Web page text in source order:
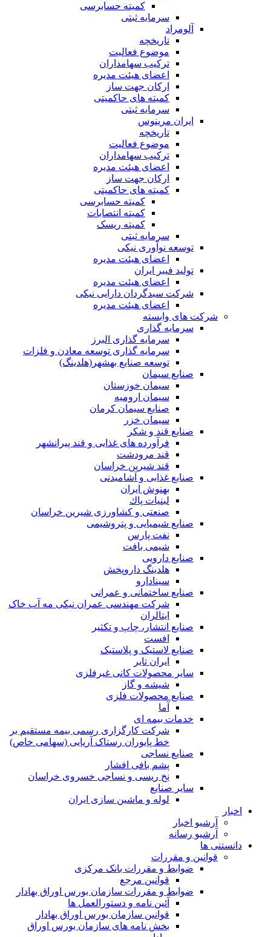
کمیته حسابرسی
سرمایه ثبتی
آلومراد
تاریخچه
موضوع فعالیت
ترکیب سهامداران
اعضای هیئت مدیره
ارکان جهت ساز
کمیته های حاکمیتی
سرمایه ثبتی
ایران مرینوس
تاریخچه
موضوع فعالیت
ترکیب سهامداران
اعضای هیئت مدیره
ارکان جهت ساز
کمیته های حاکمیتی
کمیته حسابرسی
کمیته انتصابات
کمیته ریسک
سرمایه ثبتی
توسعه نوآوری نیکی
اعضای هیئت مدیره
تولید فیبر ایران
اعضای هیئت مدیره
شرکت سبدگردان دارایی نیکی
اعضای هیئت مدیره
شرکت های وابسته
سرمایه گذاری
سرمایه گذاری البرز
سرمایه گذاری توسعه معادن و فلزات
توسعه‌ صنایع‌ بهشهر(هلدینگ)
صنایع سیمان
سیمان خوزستان
سیمان ارومیه
صنایع سیمان کرمان
سیمان خزر
صنایع قند و شکر
فرآورده های غذایی و قند پیرانشهر
قند مرودشت
قند شیرین خراسان
صنایع غذايی و آشاميدنی
بهنوش ایران
لبنيات پاك
صنعتی و کشاورزی شیرین خراسان
صنایع شیمیایی و پتروشیمی
نفت پارس
شیمی بافت
صنایع دارویی
هلدینگ داروپخش
سینادارو
صنایع ساختمانی و عمرانی
شرکت مهندسی عمران نیکی مه آب خاک
ایتالران
صنایع انتشار، چاپ و تکثير
افست
صنایع لاستیک و پلاستیک
ایران تایر
ساير محصولات كانی غيرفلزی
شیشه و گاز
صنایع محصولات فلزی
آما
خدمات بیمه ای
شرکت کارگزاری رسمی بیمه مستقیم بر
خط پایوران رستاک آریایی (سهامی خاص)
صنایع نساجی
پشم بافی افشار
نخ ریسی و نساجی خسروی خراسان
سایر صنایع
لوله و ماشین سازی ایران
اخبار
آرشیو اخبار
آرشیو رسانه
دانستنی ها
قوانین و مقررات
ضوابط و مقررات بانک مرکزی
قوانين مرجع
ضوابط و مقررات سازمان بورس اوراق بهادار
آئین نامه و دستورالعمل ها
قوانین سازمان بورس اوراق بهادار
بخش نامه های سازمان بورس اوراق